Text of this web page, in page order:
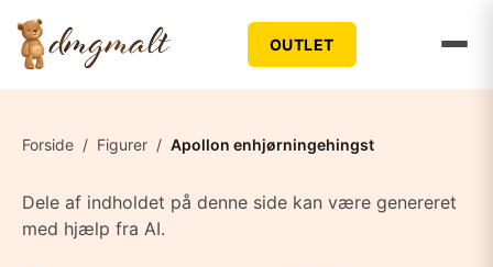
OUTLET
Forside / Figurer / Apollon enhjørningehingst
Dele af indholdet på denne side kan være genereret
med hjælp fra AI.